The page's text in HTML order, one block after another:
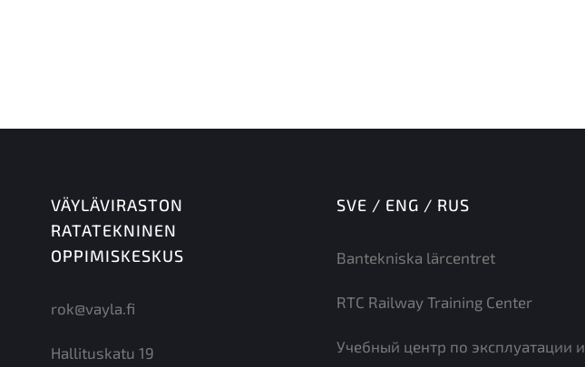
VÄYLÄVIRASTON
RATATEKNINEN
OPPIMISKESKUS
rok@vayla.fi
Hallituskatu 19
SVE / ENG / RUS
Bantekniska lärcentret
RTC Railway Training Center
Учебный центр по эксплуатации и